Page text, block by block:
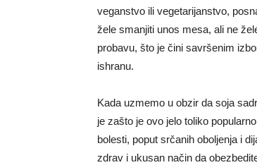
veganstvo ili vegetarijanstvo,
žele smanjiti unos mesa, ali ne
probavu, što je čini savršenim
ishranu.
Kada uzmemo u obzir da soja
je zašto je ovo jelo toliko
bolesti, poput srčanih oboljenja i
zdrav i ukusan način da